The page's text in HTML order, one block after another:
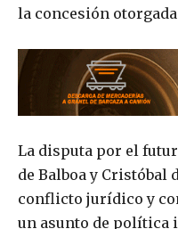
la concesión otorgada
La disputa por el
de Balboa y Cristóbal
conflicto jurídico y
un asunto de política